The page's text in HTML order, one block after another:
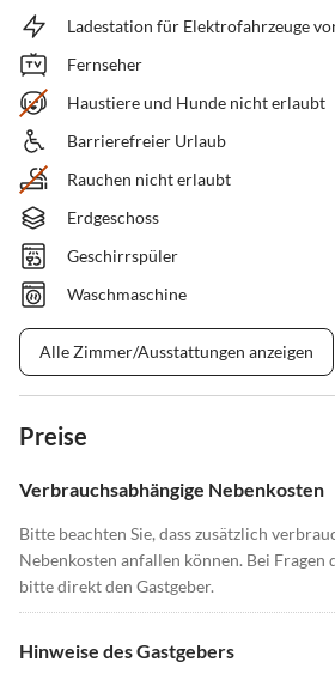
Ladestation für Elektrofahrzeuge
Fernseher
Haustiere und Hunde nicht erlaubt
Barrierefreier Urlaub
Rauchen nicht erlaubt
Erdgeschoss
Geschirrspüler
Waschmaschine
Alle Zimmer/Ausstattungen anzeigen
Preise
Verbrauchsabhängige Nebenkosten
Bitte beachten Sie, dass zusätzlich
Nebenkosten anfallen können. Bei Fragen
bitte direkt den Gastgeber.
Hinweise des Gastgebers